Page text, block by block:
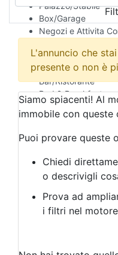
Palazzo/Stabile
Box/Garage
Negozi e Attivita
Attività/Licenza
Azienda Agricola
Bar/Ristorante
Bed & Breakfast
Albergo
Laboratorio
Agriturismo
Magazzini
Capannoni
Uffici
Terreni in Affitto
Qualsiasi
L'annuncio che
presente o non è
Siamo spiacenti! Al
immobile con
Puoi provare queste
Chiedi
o descrivigli
Prova ad
i filtri nel